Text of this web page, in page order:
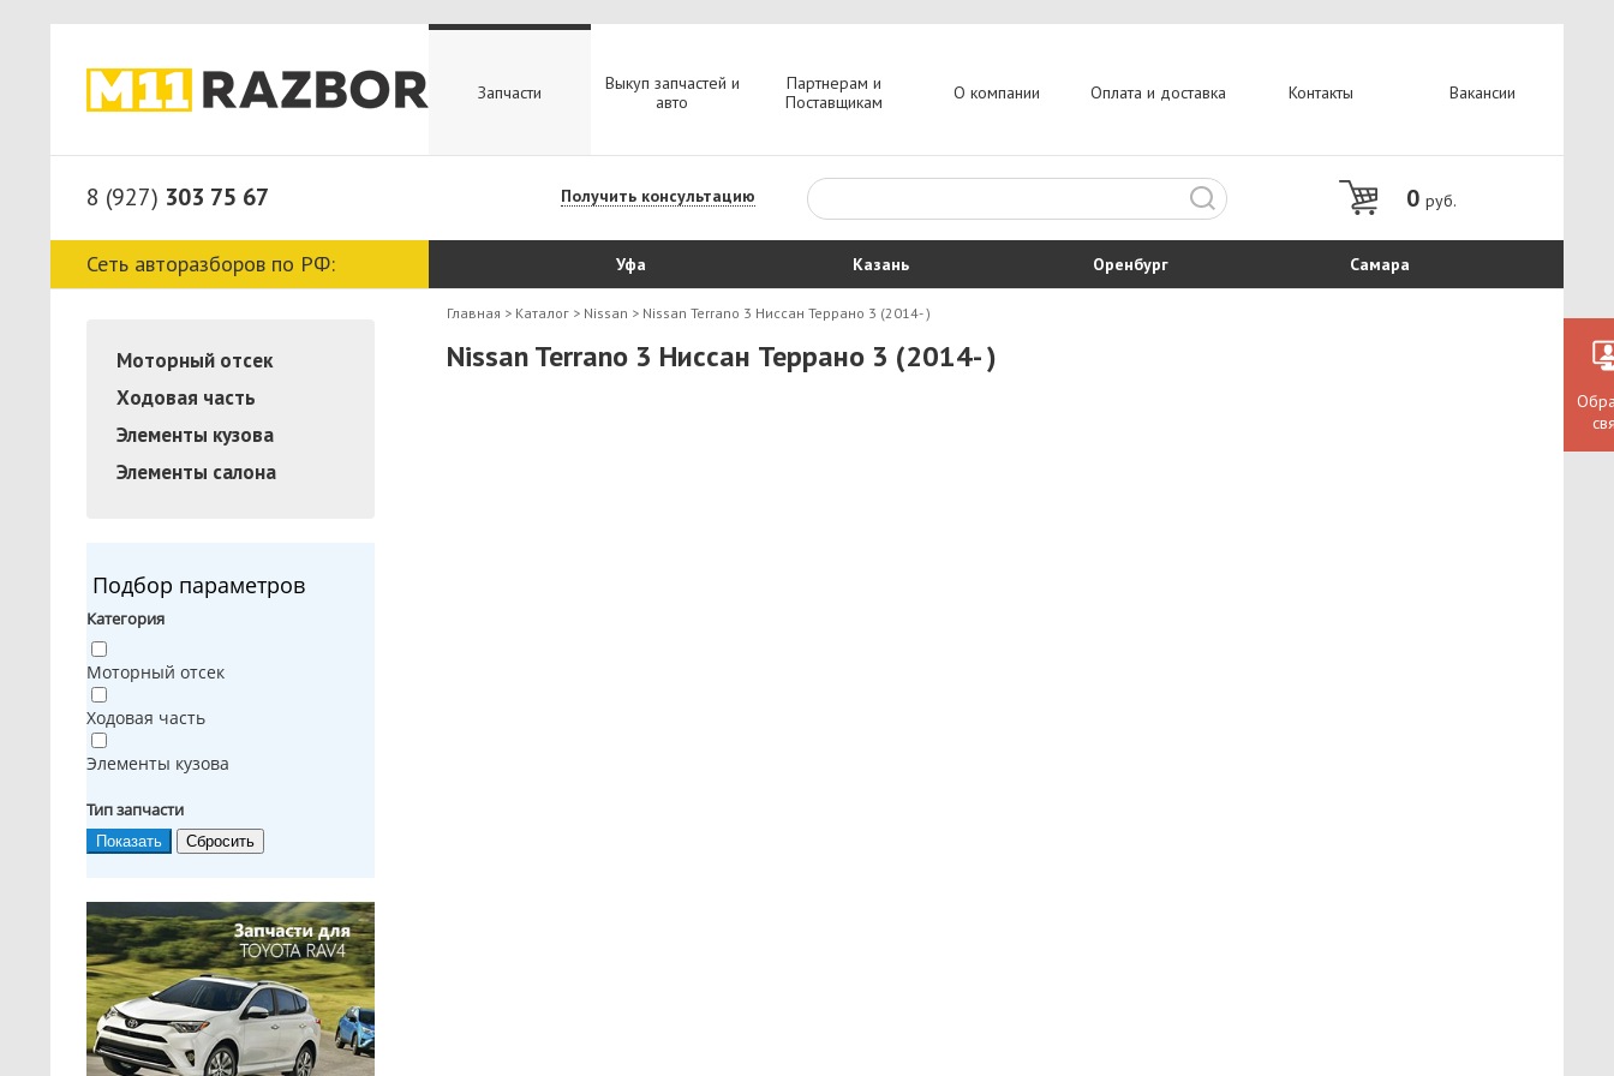
Запчасти
Выкуп запчастей и
авто
Партнерам и
Поставщикам
О компании Оплата и доставка Контакты Вакансии
8 (927) 303 75 67 Получить консультацию 0 руб.
Сеть авторазборов по РФ: Уфа Казань Оренбург Самара
Моторный отсек
Ходовая часть
Элементы кузова
Элементы салона
Подбор параметров
Категория
Моторный отсек
Ходовая часть
Элементы кузова
Тип запчасти
Главная > Каталог > Nissan > Nissan Terrano 3 Ниссан Террано 3 (2014- )
Nissan Terrano 3 Ниссан Террано 3 (2014- )